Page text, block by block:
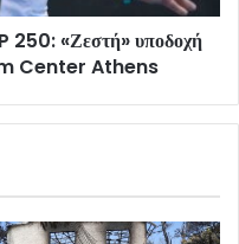
«Ζεστή» υποδοχή
Center Athens